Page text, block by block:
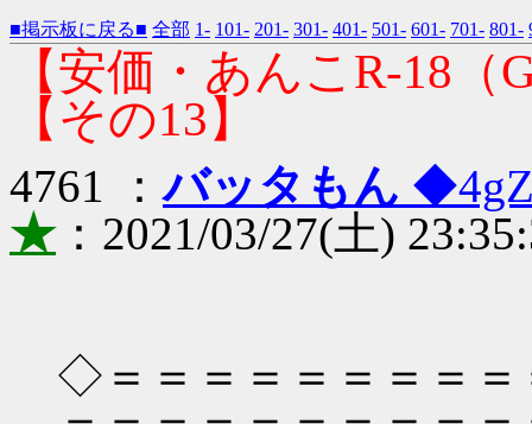
■掲示板に戻る■ 全部 1- 101- 201- 301- 401- 501- 601- 701- 801-
【安価・あんこR-18
【その13】
4761 ：バッタもん
★：2021/03/27(土)
◇＝＝＝＝＝＝＝＝＝